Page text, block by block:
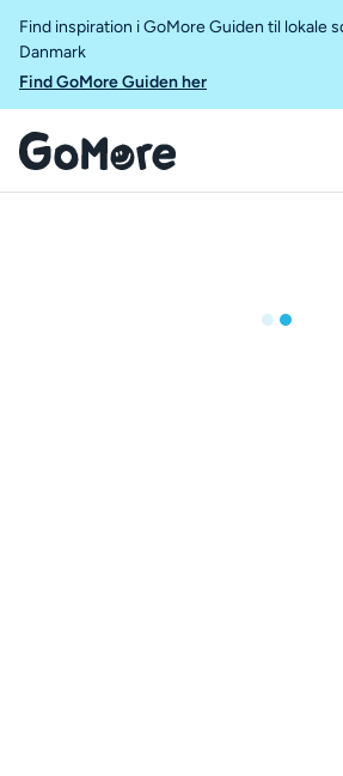
Find inspiration i GoMore Guiden til lokale
Danmark
Find GoMore Guiden her